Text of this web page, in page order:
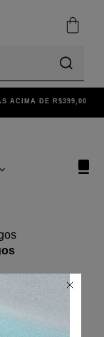
ACIMA DE R$399,00
48
34 91